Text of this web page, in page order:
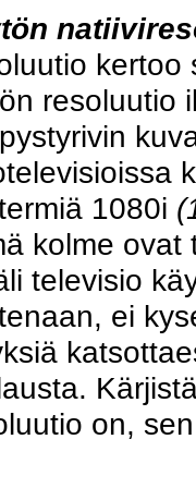
resoluutio
1080i
kolme ovat
televisio
ei
on,